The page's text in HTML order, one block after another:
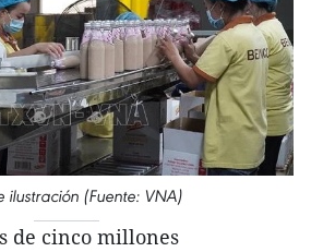
ilustración (Fuente: VNA)
de cinco millones